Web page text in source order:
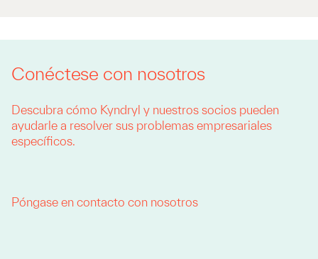
Conéctese con nosotros
Descubra cómo Kyndryl y nuestros socios pueden
ayudarle a resolver sus problemas empresariales
específicos.
Póngase en contacto con nosotros